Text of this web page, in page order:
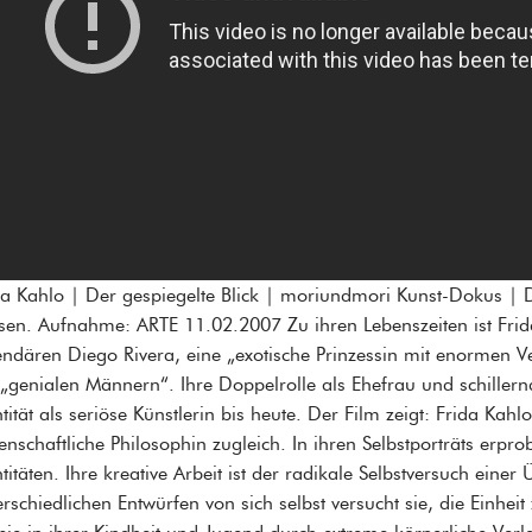
Kahlo | Der gespiegelte Blick | moriundmori Kunst-Dokus |
Aufnahme: ARTE 11.02.2007 Zu ihren Lebenszeiten ist
Diego Rivera, eine „exotische Prinzessin mit enormen
Männern“. Ihre Doppelrolle als Ehefrau und
als seriöse Künstlerin bis heute. Der Film zeigt: Frida
Philosophin zugleich. In ihren Selbstporträts
Ihre kreative Arbeit ist der radikale Selbstversuch einer
Entwürfen von sich selbst versucht sie, die